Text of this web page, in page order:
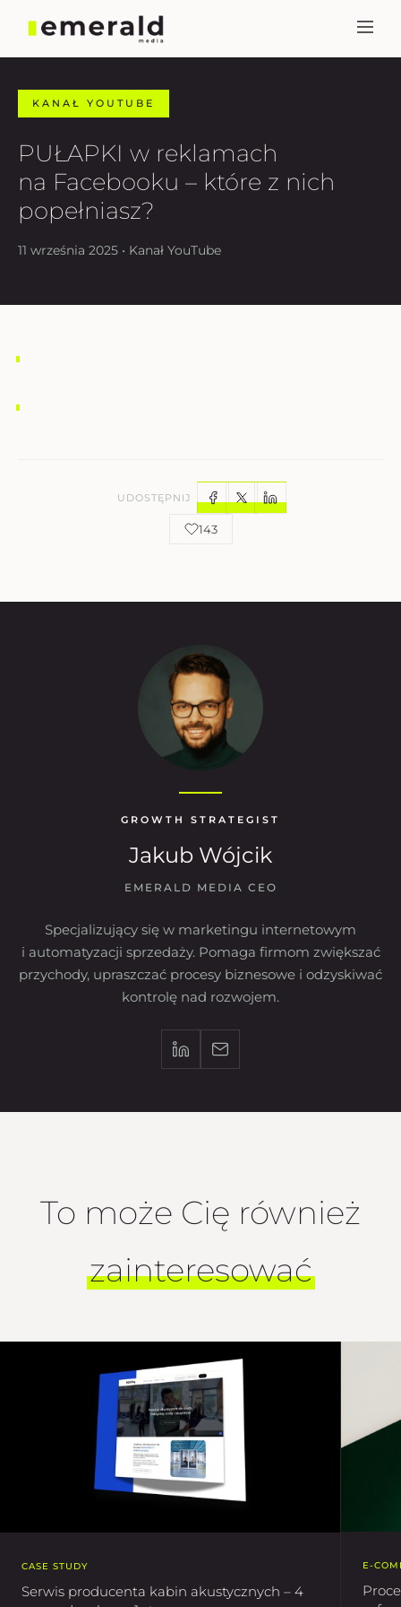
KANAŁ YOUTUBE
PUŁAPKI w reklamach
na Facebooku – które z nich
popełniasz?
11 września 2025 • Kanał YouTube
UDOSTĘPNIJ
143
GROWTH STRATEGIST
Jakub Wójcik
EMERALD MEDIA CEO
Specjalizujący się w marketingu internetowym
i automatyzacji sprzedaży. Pomaga firmom zwiększać
przychody, upraszczać procesy biznesowe i odzyskiwać
kontrolę nad rozwojem.
To może Cię również
zainteresować
CASE STUDY
Serwis producenta kabin akustycznych – 4
E-